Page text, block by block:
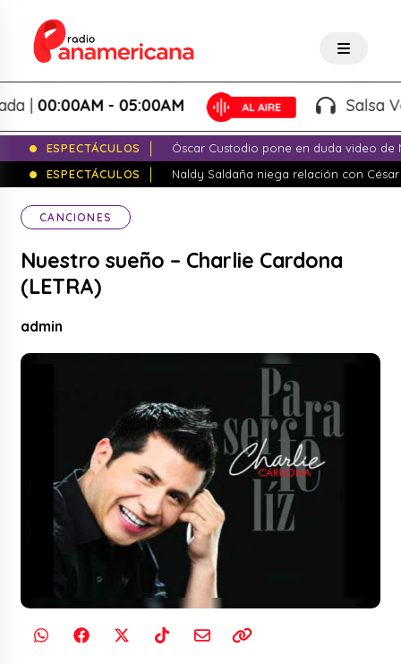
|00:00AM - 05:00AM Salsa
ESPECTÁCULOS
Óscar Custodio pone en duda video de
ESPECTÁCULOS
Naldy Saldaña niega relación con
CANCIONES
Nuestro sueño – Charlie Cardona
(LETRA)
admin